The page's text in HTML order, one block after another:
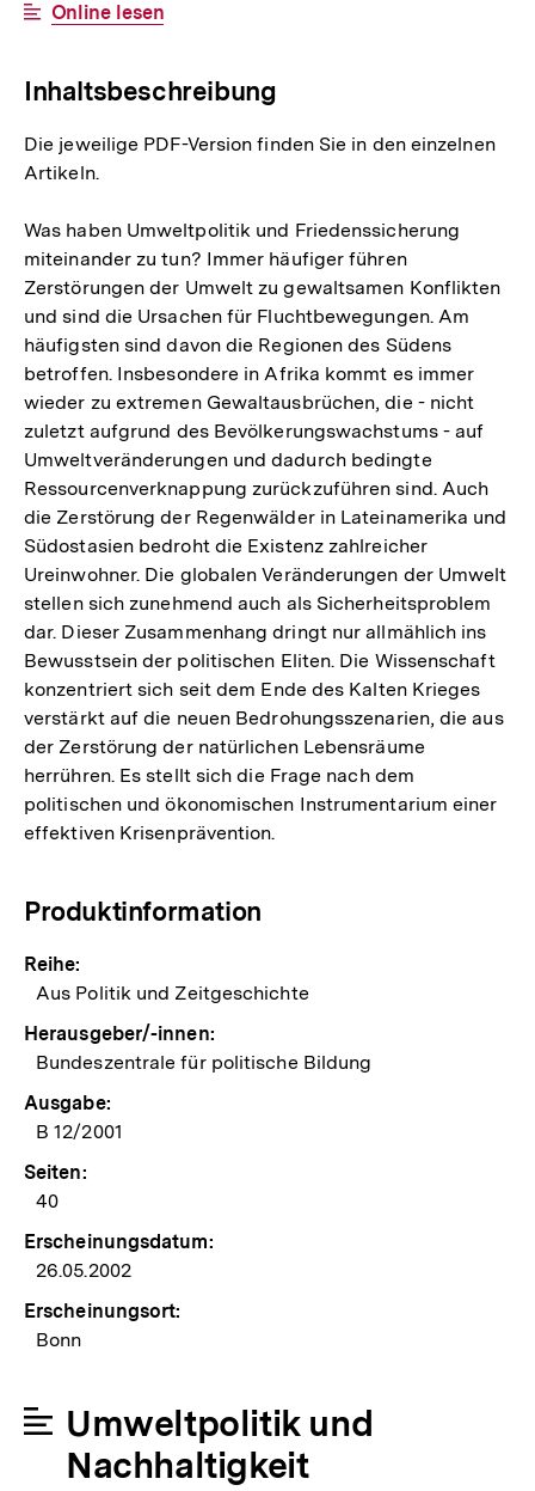
Interner
Online lesen
Inhaltsbeschreibung
Die jeweilige PDF-Version finden Sie in den einzelnen
Artikeln.
Was haben Umweltpolitik und Friedenssicherung
miteinander zu tun? Immer häufiger führen
Zerstörungen der Umwelt zu gewaltsamen Konflikten
und sind die Ursachen für Fluchtbewegungen. Am
häufigsten sind davon die Regionen des Südens
betroffen. Insbesondere in Afrika kommt es immer
wieder zu extremen Gewaltausbrüchen, die - nicht
zuletzt aufgrund des Bevölkerungswachstums - auf
Umweltveränderungen und dadurch bedingte
Ressourcenverknappung zurückzuführen sind. Auch
die Zerstörung der Regenwälder in Lateinamerika und
Südostasien bedroht die Existenz zahlreicher
Ureinwohner. Die globalen Veränderungen der Umwelt
stellen sich zunehmend auch als Sicherheitsproblem
dar. Dieser Zusammenhang dringt nur allmählich ins
Bewusstsein der politischen Eliten. Die Wissenschaft
konzentriert sich seit dem Ende des Kalten Krieges
verstärkt auf die neuen Bedrohungsszenarien, die aus
der Zerstörung der natürlichen Lebensräume
herrühren. Es stellt sich die Frage nach dem
politischen und ökonomischen Instrumentarium einer
effektiven Krisenprävention.
Produktinformation
Reihe:
Aus Politik und Zeitgeschichte
Herausgeber/-innen:
Bundeszentrale für politische Bildung
Ausgabe:
B 12/2001
Seiten:
40
Erscheinungsdatum:
26.05.2002
Erscheinungsort:
Bonn
Umweltpolitik und
Nachhaltigkeit